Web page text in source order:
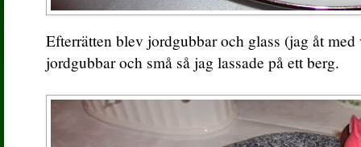
Efterrätten blev jordgubbar och glass (jag åt
jordgubbar och små så jag lassade på ett berg.